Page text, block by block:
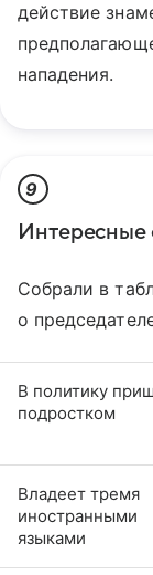
действие
нападения.
9
Собрали в
о
В политику
подростком
Владеет тремя
иностранными
языками